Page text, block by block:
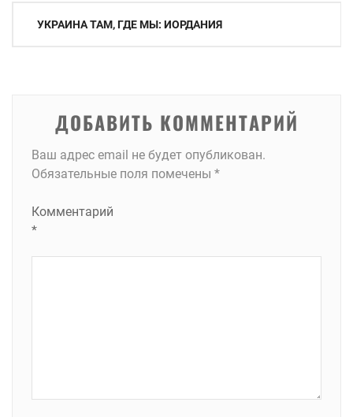
Навигация
УКРАИНА ТАМ, ГДЕ МЫ: ИОРДАНИЯ
ДОБАВИТЬ КОММЕНТАРИЙ
Ваш адрес email не будет опубликован.
Обязательные поля помечены *
Комментарий
*